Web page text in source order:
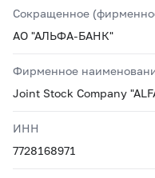
Сокращенное
АО "АЛЬФА-БАНК"
Фирменное
Joint Stock Company
ИНН
7728168971